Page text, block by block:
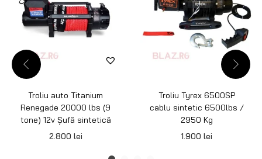
Troliu auto Titanium
Renegade 20000 lbs (9
tone) 12v Șufă sintetică
2.800 lei
Troliu Tyrex 6500SP
cablu sintetic 6500lbs /
2950 Kg
1.900 lei